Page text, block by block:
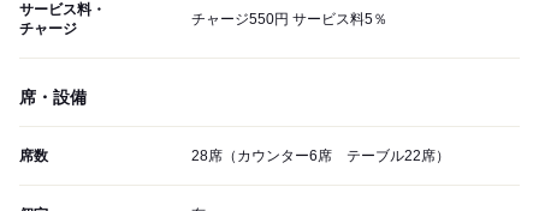
サービス料・
チャージ
チャージ550円 サービス料5％
席・設備
席数 28席（カウンター6席 テーブル22席）